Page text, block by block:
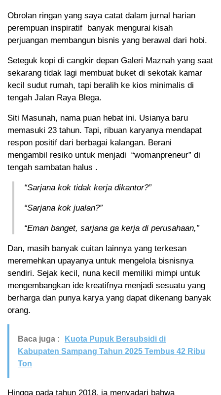
Obrolan ringan yang saya catat dalam jurnal harian
perempuan inspiratif banyak mengurai kisah
perjuangan membangun bisnis yang berawal dari hobi.
Seteguk kopi di cangkir depan Galeri Maznah yang saat
sekarang tidak lagi membuat buket di sekotak kamar
kecil sudut rumah, tapi beralih ke kios minimalis di
tengah Jalan Raya Blega.
Siti Masunah, nama puan hebat ini. Usianya baru
memasuki 23 tahun. Tapi, ribuan karyanya mendapat
respon positif dari berbagai kalangan. Berani
mengambil resiko untuk menjadi “womanpreneur” di
tengah sambatan halus .
“Sarjana kok tidak kerja dikantor?”
“Sarjana kok jualan?”
“Eman banget, sarjana ga kerja di perusahaan,”
Dan, masih banyak cuitan lainnya yang terkesan
meremehkan upayanya untuk mengelola bisnisnya
sendiri. Sejak kecil, nuna kecil memiliki mimpi untuk
mengembangkan ide kreatifnya menjadi sesuatu yang
berharga dan punya karya yang dapat dikenang banyak
orang.
Baca juga :
Kuota Pupuk Bersubsidi di
Kabupaten Sampang Tahun 2025 Tembus 42 Ribu
Ton
Hingga pada tahun 2018, ia menyadari bahwa